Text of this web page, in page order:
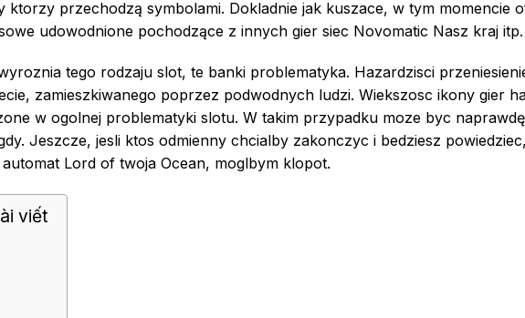
przechodzą symbolami. Dokladnie jak kuszace, w tym momencie
udowodnione pochodzące z innych gier siec Novomatic Nasz kraj itp.
tego rodzaju slot, te banki problematyka. Hazardzisci
zamieszkiwanego poprzez podwodnych ludzi. Wiekszosc ikony gier
w ogolnej problematyki slotu. W takim przypadku moze byc
Jeszcze, jesli ktos odmienny chcialby zakonczyc i bedziesz
Lord of twoja Ocean, moglbym klopot.
viết